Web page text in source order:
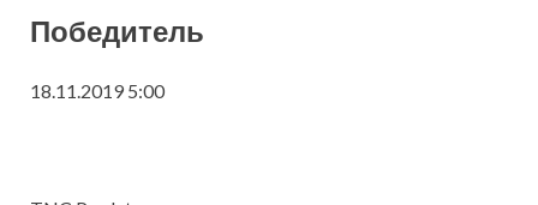
Победитель
18.11.2019 5:00